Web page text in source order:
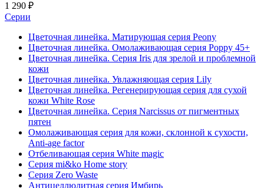
1 290 ₽
Серии
Цветочная линейка. Матирующая серия Peony
Цветочная линейка. Омолаживающая серия Poppy 45+
Цветочная линейка. Серия Iris для зрелой и проблемной
кожи
Цветочная линейка. Увлажняющая серия Lily
Цветочная линейка. Регенерирующая серия для сухой
кожи White Rose
Цветочная линейка. Серия Narcissus от пигментных
пятен
Омолаживающая серия для кожи, склонной к сухости,
Anti-age factor
Отбеливающая серия White magic
Серия mi&ko Home story
Серия Zero Waste
Антицеллюлитная серия Имбирь